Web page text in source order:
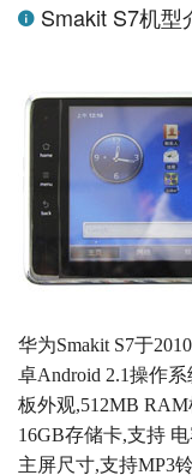
Smakit S7机型
华为Smakit S7于
卓Android 2.1操作
板外观,512MB RAM
16GB存储卡,支持
主屏尺寸,支持MP3